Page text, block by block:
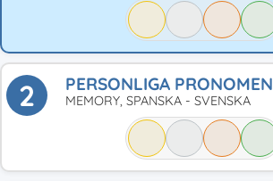
2 PERSONLIGA PRONOMEN
MEMORY, SPANSKA - SVENSKA